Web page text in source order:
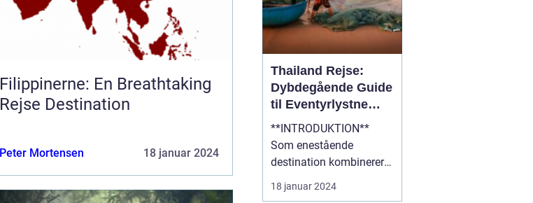
Filippinerne: En Breathtaking
Rejse Destination
Peter Mortensen 18 januar 2024
Thailand Rejse:
Dybdegående Guide
til Eventyrlystne
Rejsende
**INTRODUKTION**
Som enestående
destination kombinerer
Thailand det bedste af
kultur, natur og eventyr,
18 januar 2024